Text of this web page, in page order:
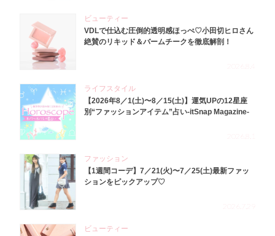
ビューティー
VDLで仕込む圧倒的透明感ほっぺ♡小田切ヒロさん
絶賛のリキッド＆バームチークを徹底解剖！
ライフスタイル
【2026年8／1(土)〜8／15(土)】運気UPの12星座
別“ファッションアイテム”占い-itSnap Magazine-
ファッション
【1週間コーデ】7／21(火)〜7／25(土)最新ファッ
ションをピックアップ♡
ビューティー